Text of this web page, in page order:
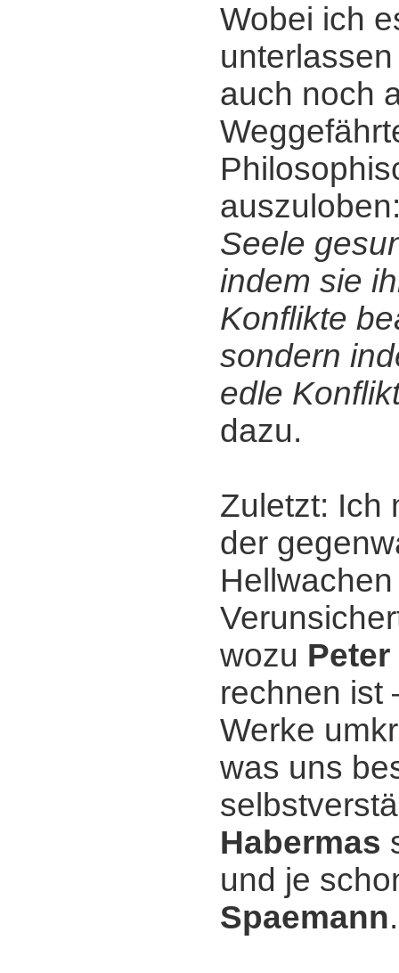
Wobei ich
auch noch
Seele
indem sie
Konflikte
sondern
edle
dazu.
Zuletzt: Ich
der
wozu
rechnen ist
Werke
was uns
Habermas
und je
Spaemann.